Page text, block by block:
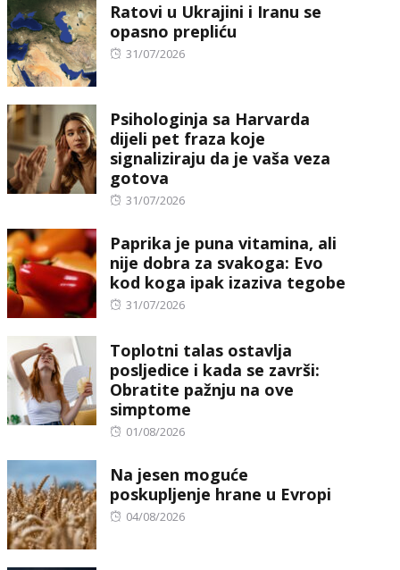
Ratovi u Ukrajini i Iranu se
opasno prepliću
Posted
31/07/2026
Psihologinja sa Harvarda
dijeli pet fraza koje
signaliziraju da je vaša veza
gotova
Posted
31/07/2026
Paprika je puna vitamina, ali
nije dobra za svakoga: Evo
kod koga ipak izaziva tegobe
Posted
31/07/2026
Toplotni talas ostavlja
posljedice i kada se završi:
Obratite pažnju na ove
simptome
Posted
01/08/2026
Na jesen moguće
poskupljenje hrane u Evropi
Posted
04/08/2026